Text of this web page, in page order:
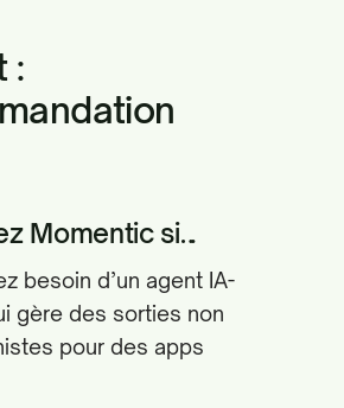
:
Momentic si…
besoin d’un agent IA-
gère des sorties non
pour des apps